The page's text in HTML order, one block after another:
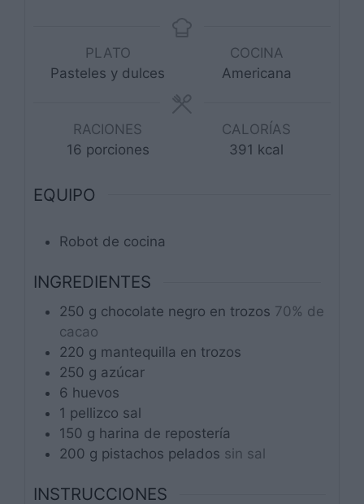
PLATO
Pasteles y dulces
COCINA
Americana
RACIONES
16 porciones
CALORÍAS
391 kcal
EQUIPO
Robot de cocina
INGREDIENTES
250 g chocolate negro en trozos 70% de
cacao
220 g mantequilla en trozos
250 g azúcar
6 huevos
1 pellizco sal
150 g harina de repostería
200 g pistachos pelados sin sal
INSTRUCCIONES